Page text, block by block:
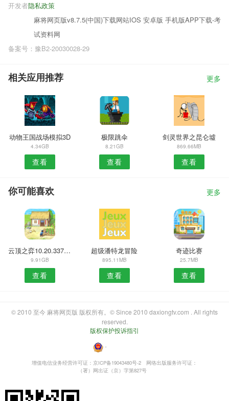
隐私政策
开发者
麻将网页版v8.7.5(中国)下载网站IOS 安卓版 手机版APP下载-考
试资料网
备案号：豫B2-20030028-29
相关应用推荐 更多
动物王国战场模拟3D
4.34GB
查看
极限跳伞
8.21GB
查看
剑灵世界之昆仑墟
869.66MB
查看
你可能喜欢 更多
云顶之弈10.20.3376669
9.91GB
查看
超级潘特龙冒险
895.11MB
查看
奇迹比赛
25.7MB
查看
© 2010 至今 麻将网页版 版权所有。© Since 2010 daxiongtv.com . All rights
reserved.
版权保护投诉指引
・
增值电信业务经营许可证：京ICP备19043480号-2
网络出版服务许可证：
（署）网出证（京）字第827号